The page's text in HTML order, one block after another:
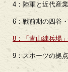
4：陸軍と近代産業
6：戦前期の四谷
8：「青山練兵場
9：スポーツの拠